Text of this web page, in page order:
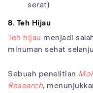
serat)
8. Teh Hijau
Teh hijau menjadi
minuman sehat
Sebuah penelitian
Research,